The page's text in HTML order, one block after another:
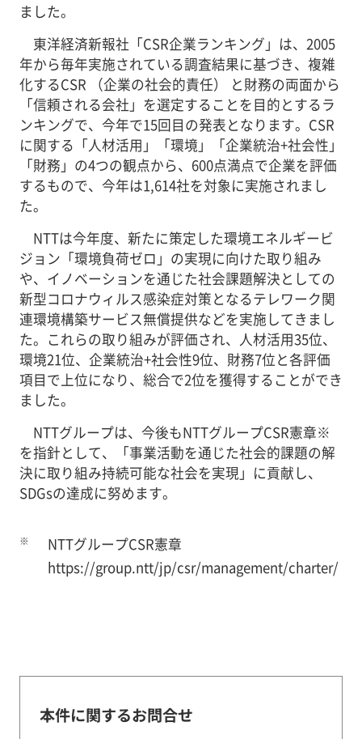
ました。
東洋経済新報社「CSR企業ランキング」は、2005
年から毎年実施されている調査結果に基づき、複雑
化するCSR （企業の社会的責任） と財務の両面から
「信頼される会社」を選定することを目的とするラ
ンキングで、今年で15回目の発表となります。CSR
に関する「人材活用」「環境」「企業統治+社会性」
「財務」の4つの観点から、600点満点で企業を評価
するもので、今年は1,614社を対象に実施されまし
た。
NTTは今年度、新たに策定した環境エネルギービ
ジョン「環境負荷ゼロ」の実現に向けた取り組み
や、イノベーションを通じた社会課題解決としての
新型コロナウィルス感染症対策となるテレワーク関
連環境構築サービス無償提供などを実施してきまし
た。これらの取り組みが評価され、人材活用35位、
環境21位、企業統治+社会性9位、財務7位と各評価
項目で上位になり、総合で2位を獲得することができ
ました。
NTTグループは、今後もNTTグループCSR憲章※
を指針として、「事業活動を通じた社会的課題の解
決に取り組み持続可能な社会を実現」に貢献し、
SDGsの達成に努めます。
※
NTTグループCSR憲章
https://group.ntt/jp/csr/management/charter/
本件に関するお問合せ